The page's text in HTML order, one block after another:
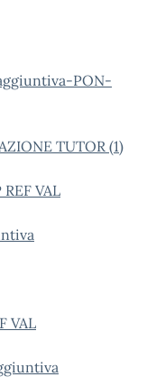
PON-
TUTOR (1)
VAL
VAL